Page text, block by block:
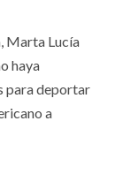
Marta Lucía
haya
para deportar
a